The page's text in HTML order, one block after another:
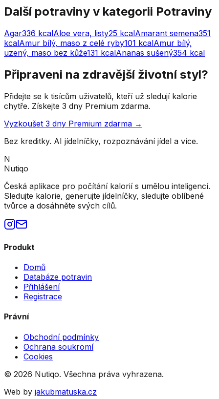
Další potraviny v kategorii Potraviny
Agar336 kcalAloe vera, listy25 kcalAmarant semena351
kcalAmur bílý, maso z celé ryby101 kcalAmur bílý,
uzený, maso bez kůže131 kcalAnanas sušený354 kcal
Připraveni na zdravější životní styl?
Přidejte se k tisícům uživatelů, kteří už sledují kalorie
chytře. Získejte 3 dny Premium zdarma.
Vyzkoušet 3 dny Premium zdarma →
Bez kreditky. AI jídelníčky, rozpoznávání jídel a více.
N
Nutiqo
Česká aplikace pro počítání kalorií s umělou inteligencí.
Sledujte kalorie, generujte jídelníčky, sledujte oblíbené
tvůrce a dosáhněte svých cílů.
Produkt
Domů
Databáze potravin
Přihlášení
Registrace
Právní
Obchodní podmínky
Ochrana soukromí
Cookies
© 2026 Nutiqo. Všechna práva vyhrazena.
Web by jakubmatuska.cz